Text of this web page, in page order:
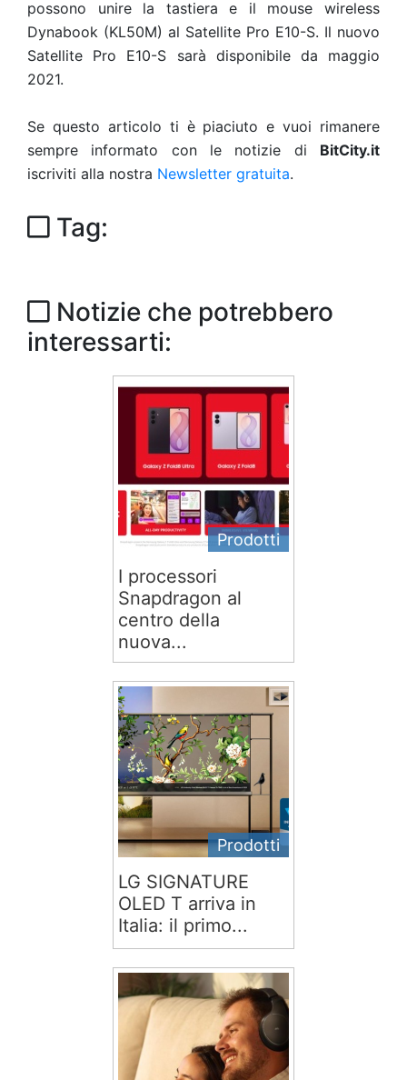
possono unire la tastiera e il mouse wireless
Dynabook (KL50M) al Satellite Pro E10-S. Il nuovo
Satellite Pro E10-S sarà disponibile da maggio
2021.
Se questo articolo ti è piaciuto e vuoi rimanere
sempre informato con le notizie di BitCity.it
iscriviti alla nostra Newsletter gratuita.
Tag:
Notizie che potrebbero
interessarti:
Prodotti
I processori
Snapdragon al
centro della
nuova...
Prodotti
LG SIGNATURE
OLED T arriva in
Italia: il primo...